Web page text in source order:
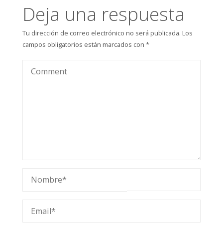
Deja una respuesta
Tu dirección de correo electrónico no será publicada. Los
campos obligatorios están marcados con *